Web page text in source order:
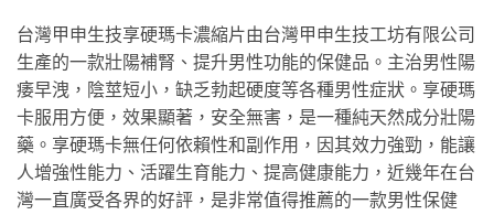
台灣甲申生技享硬瑪卡濃縮片由台灣甲申生技工坊有限公司
生產的一款壯陽補腎、提升男性功能的保健品。主治男性陽
痿早洩，陰莖短小，缺乏勃起硬度等各種男性症狀。享硬瑪
卡服用方便，效果顯著，安全無害，是一種純天然成分壯陽
藥。享硬瑪卡無任何依賴性和副作用，因其效力強勁，能讓
人增強性能力、活躍生育能力、提高健康能力，近幾年在台
灣一直廣受各界的好評，是非常值得推薦的一款男性保健